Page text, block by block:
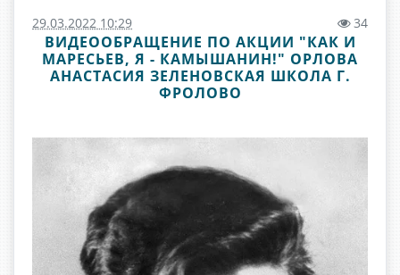
29.03.2022 10:29 34
ВИДЕООБРАЩЕНИЕ ПО АКЦИИ "КАК И
МАРЕСЬЕВ, Я - КАМЫШАНИН!" ОРЛОВА
АНАСТАСИЯ ЗЕЛЕНОВСКАЯ ШКОЛА Г.
ФРОЛОВО